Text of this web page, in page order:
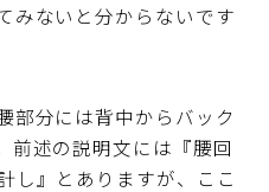
みないと分からないです
部分には背中からバック
前述の説明文には『腰回
し』とありますが、ここ